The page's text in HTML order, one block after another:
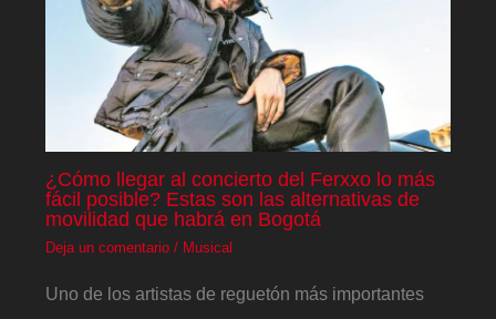
¿Cómo llegar al concierto del Ferxxo lo más
fácil posible? Estas son las alternativas de
movilidad que habrá en Bogotá
Deja un comentario / Musical
Uno de los artistas de reguetón más importantes